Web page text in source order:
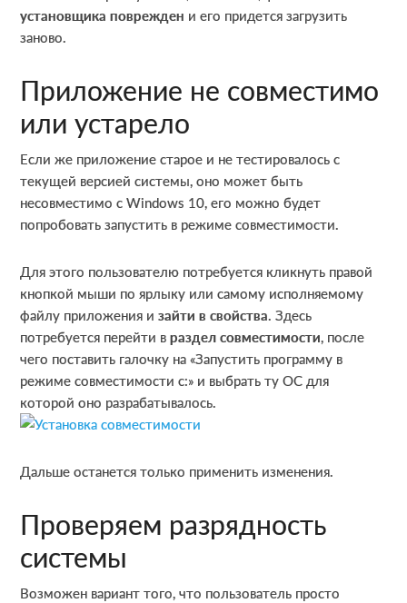
установщика поврежден и его придется загрузить
заново.
Приложение не совместимо
или устарело
Если же приложение старое и не тестировалось с
текущей версией системы, оно может быть
несовместимо с Windows 10, его можно будет
попробовать запустить в режиме совместимости.
Для этого пользователю потребуется кликнуть правой
кнопкой мыши по ярлыку или самому исполняемому
файлу приложения изайти в свойства. Здесь
потребуется перейти враздел совместимости, после
чего поставить галочку на «Запустить программу в
режиме совместимости с:» и выбрать ту ОС для
которой оно разрабатывалось.
Дальше останется только применить изменения.
Проверяем разрядность
системы
Возможен вариант того, что пользователь просто